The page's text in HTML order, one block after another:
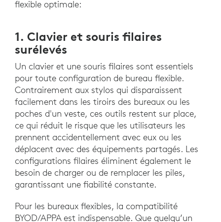
flexible optimale:
1. Clavier et souris filaires
surélevés
Un clavier et une souris filaires sont essentiels
pour toute configuration de bureau flexible.
Contrairement aux stylos qui disparaissent
facilement dans les tiroirs des bureaux ou les
poches d'un veste, ces outils restent sur place,
ce qui réduit le risque que les utilisateurs les
prennent accidentellement avec eux ou les
déplacent avec des équipements partagés. Les
configurations filaires éliminent également le
besoin de charger ou de remplacer les piles,
garantissant une fiabilité constante.
Pour les bureaux flexibles, la compatibilité
BYOD/APPA est indispensable. Que quelqu’un